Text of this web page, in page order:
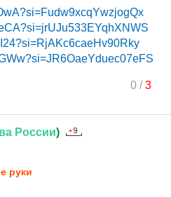
0/3
России)
руки